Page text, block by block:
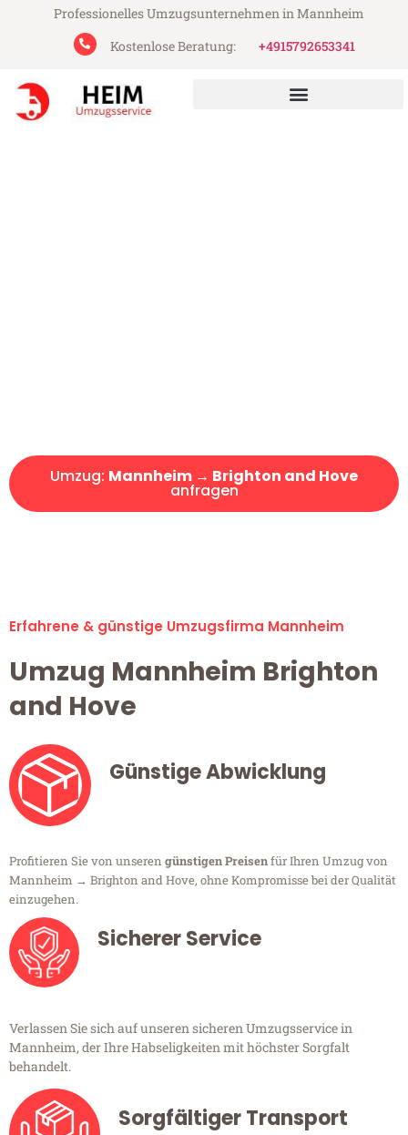
Professionelles Umzugsunternehmen in Mannheim
Kostenlose Beratung:
+4915792653341
Umzug: Mannheim → Brighton and Hove
anfragen
Erfahrene & günstige Umzugsfirma Mannheim
Umzug Mannheim Brighton
and Hove
Günstige Abwicklung
Profitieren Sie von unseren günstigen Preisenfür Ihren Umzug von
Mannheim → Brighton and Hove, ohne Kompromisse bei der Qualität
einzugehen.
Sicherer Service
Verlassen Sie sich auf unseren sicheren Umzugsservice in
Mannheim, der Ihre Habseligkeiten mit höchster Sorgfalt
behandelt.
Sorgfältiger Transport